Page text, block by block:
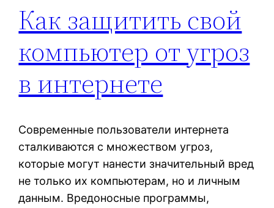
Как защитить свой
компьютер от угроз
в интернете
Современные пользователи интернета
сталкиваются с множеством угроз,
которые могут нанести значительный вред
не только их компьютерам, но и личным
данным. Вредоносные программы,